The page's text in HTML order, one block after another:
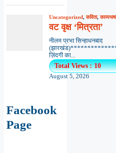
Uncategorized,कविता,काव्यभाषा
वट वृक्ष ‘मित्रता’
नीलम प्रभा सिन्हाधनबाद
ज़िंदगी का...
Total Views : 10
August 5, 2026
Facebook
Page